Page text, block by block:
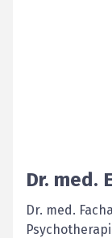
Dr. med.
Dr. med.